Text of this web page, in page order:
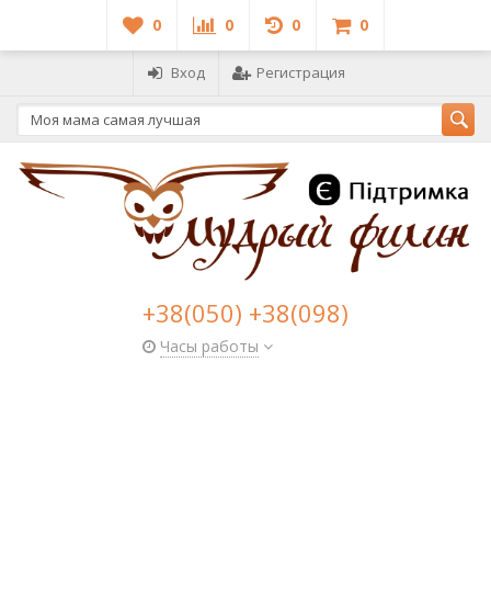
0 0 0 0
Вход Регистрация
+38(050) +38(098)
Часы работы